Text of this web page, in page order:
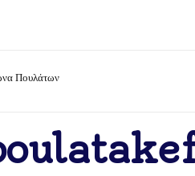
Πουλάτων